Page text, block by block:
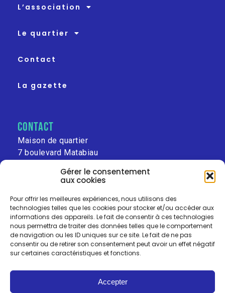
Gérer le consentement
aux cookies
Pour offrir les meilleures expériences, nous utilisons des
technologies telles que les cookies pour stocker et/ou accéder aux
informations des appareils. Le fait de consentir à ces technologies
nous permettra de traiter des données telles que le comportement
de navigation ou les ID uniques sur ce site. Le fait de ne pas
consentir ou de retirer son consentement peut avoir un effet négatif
sur certaines caractéristiques et fonctions.
Accepter
L’association
Le quartier
Contact
La gazette
contact
Maison de quartier
7 boulevard Matabiau